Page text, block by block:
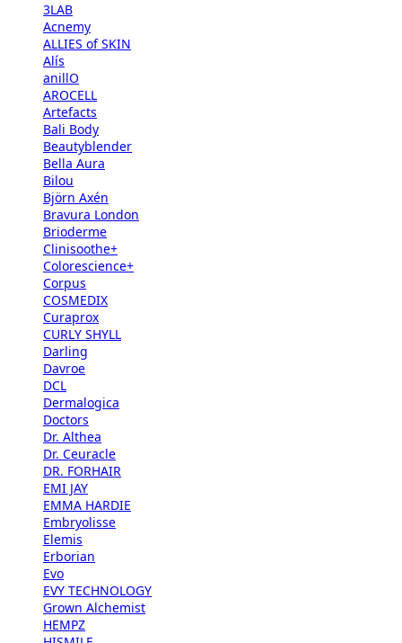
3LAB
Acnemy
ALLIES of SKIN
Alís
anillO
AROCELL
Artefacts
Bali Body
Beautyblender
Bella Aura
Bilou
Björn Axén
Bravura London
Brioderme
Clinisoothe+
Colorescience+
Corpus
COSMEDIX
Curaprox
CURLY SHYLL
Darling
Davroe
DCL
Dermalogica
Doctors
Dr. Althea
Dr. Ceuracle
DR. FORHAIR
EMI JAY
EMMA HARDIE
Embryolisse
Elemis
Erborian
Evo
EVY TECHNOLOGY
Grown Alchemist
HEMPZ